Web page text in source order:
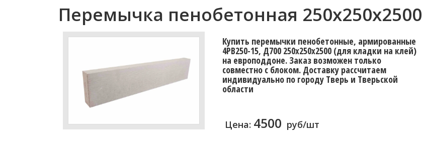
Перемычка пенобетонная 250x250x2500
Купить перемычки пенобетонные, армированные
4PB250-15, Д700 250х250х2500 (для кладки на клей)
на европоддоне. Заказ возможен только
совместно с блоком. Доставку расcчитаем
индивидуально по городу Тверь и Тверьской
области
Цена: 4500 руб/шт